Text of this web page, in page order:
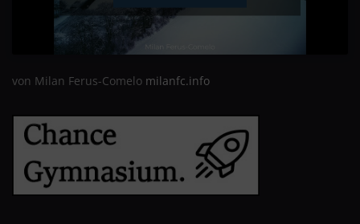
von Milan Ferus-Comelo milanfc.info